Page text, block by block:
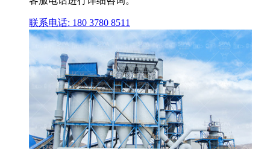
联系电话: 180 3780 8511